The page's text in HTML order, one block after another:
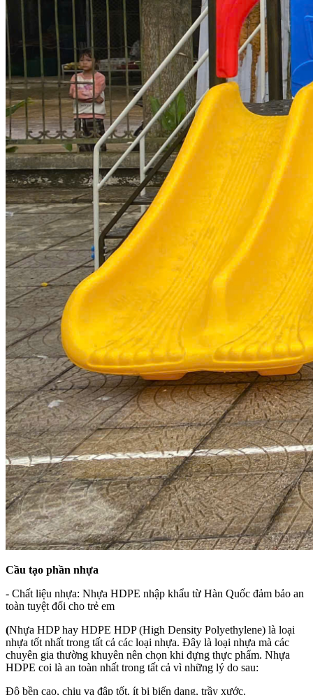
Cầu tạo phần nhựa
- Chất liệu nhựa: Nhựa HDPE nhập khẩu từ Hàn Quốc đảm bảo an
toàn tuyệt đối cho trẻ em
(Nhựa HDP hay HDPE HDP (High Density Polyethylene) là loại
nhựa tốt nhất trong tất cả các loại nhựa. Đây là loại nhựa mà các
chuyên gia thường khuyên nên chọn khi đựng thực phẩm. Nhựa
HDPE coi là an toàn nhất trong tất cả vì những lý do sau:
Độ bền cao, chịu va đập tốt, ít bị biến dạng, trầy xước.